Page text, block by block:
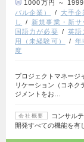
1000万円 ～ 1999
バル企業）
大手企
し
新規事業・新サ
国語力が必要
英語
用（未経験可）
年
度
プロジェクトマネージ
リケーション（コネク
ジメントをお…
会社概要
コンサル
開発すべての機能を有